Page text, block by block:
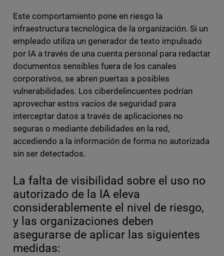
Este comportamiento pone en riesgo la
infraestructura tecnológica de la organización. Si un
empleado utiliza un generador de texto impulsado
por IA a través de una cuenta personal para redactar
documentos sensibles fuera de los canales
corporativos, se abren puertas a posibles
vulnerabilidades. Los ciberdelincuentes podrían
aprovechar estos vacíos de seguridad para
interceptar datos a través de aplicaciones no
seguras o mediante debilidades en la red,
accediendo a la información de forma no autorizada
sin ser detectados.
La falta de visibilidad sobre el uso no
autorizado de la IA eleva
considerablemente el nivel de riesgo,
y las organizaciones deben
asegurarse de aplicar las siguientes
medidas: